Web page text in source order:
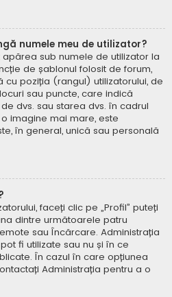
numele meu de utilizator?
sub numele de utilizator la
de șablonul folosit de forum,
poziția (rangul) utilizatorului, de
sau puncte, care indică
dvs. sau starea dvs. în cadrul
imagine mai mare, este
în general, unică sau personală
faceți clic pe „Profil” puteți
dintre următoarele patru
sau Încărcare. Administrația
fi utilizate sau nu și în ce
În cazul în care opțiunea
Administrația pentru a o